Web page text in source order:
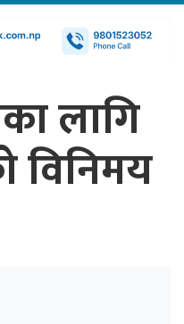
लागि
विनिमय